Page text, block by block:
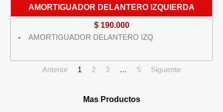
AMORTIGUADOR DELANTERO IZQUIERDA
$190.000
AMORTIGUADOR DELANTERO IZQ
Anterior 1 2 3 … 5 Siguiente
Mas Productos